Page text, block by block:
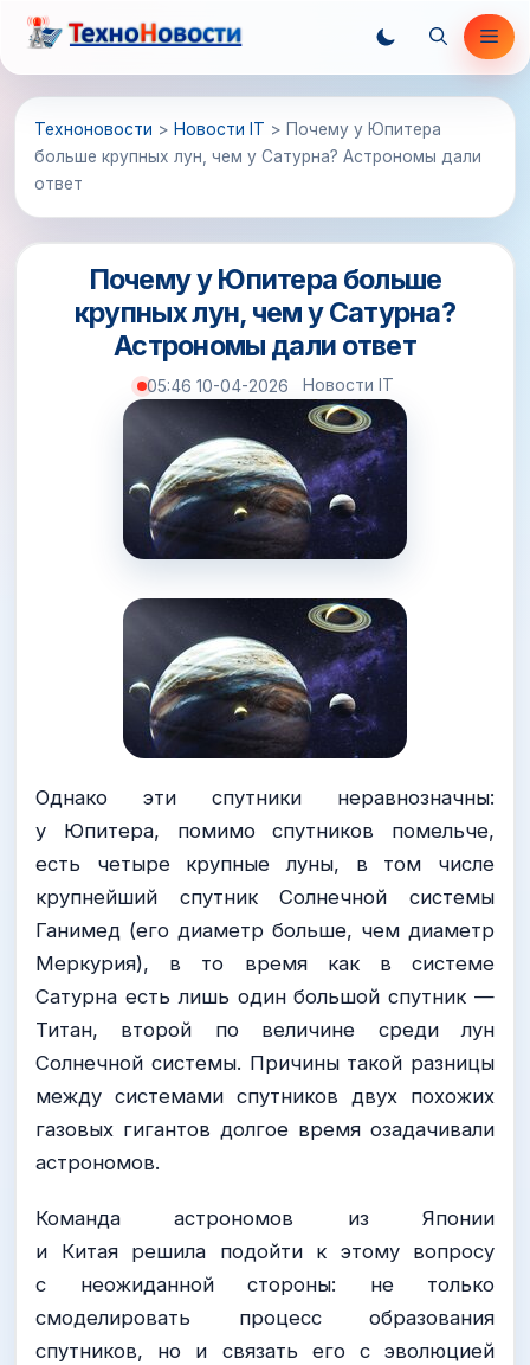
Перейти
содержимому
Техноновости > Новости IT > Почему у Юпитера
больше крупных лун, чем у Сатурна? Астрономы дали
ответ
Почему у Юпитера больше
крупных лун, чем у Сатурна?
Астрономы дали ответ
05:46 10-04-2026 Новости IT
Однако эти спутники неравнозначны:
у Юпитера, помимо спутников помельче,
есть четыре крупные луны, в том числе
крупнейший спутник Солнечной системы
Ганимед (его диаметр больше, чем диаметр
Меркурия), в то время как в системе
Сатурна есть лишь один большой спутник —
Титан, второй по величине среди лун
Солнечной системы. Причины такой разницы
между системами спутников двух похожих
газовых гигантов долгое время озадачивали
астрономов.
Команда астрономов из Японии
и Китая решила подойти к этому вопросу
с неожиданной стороны: не только
смоделировать процесс образования
спутников, но и связать его с эволюцией